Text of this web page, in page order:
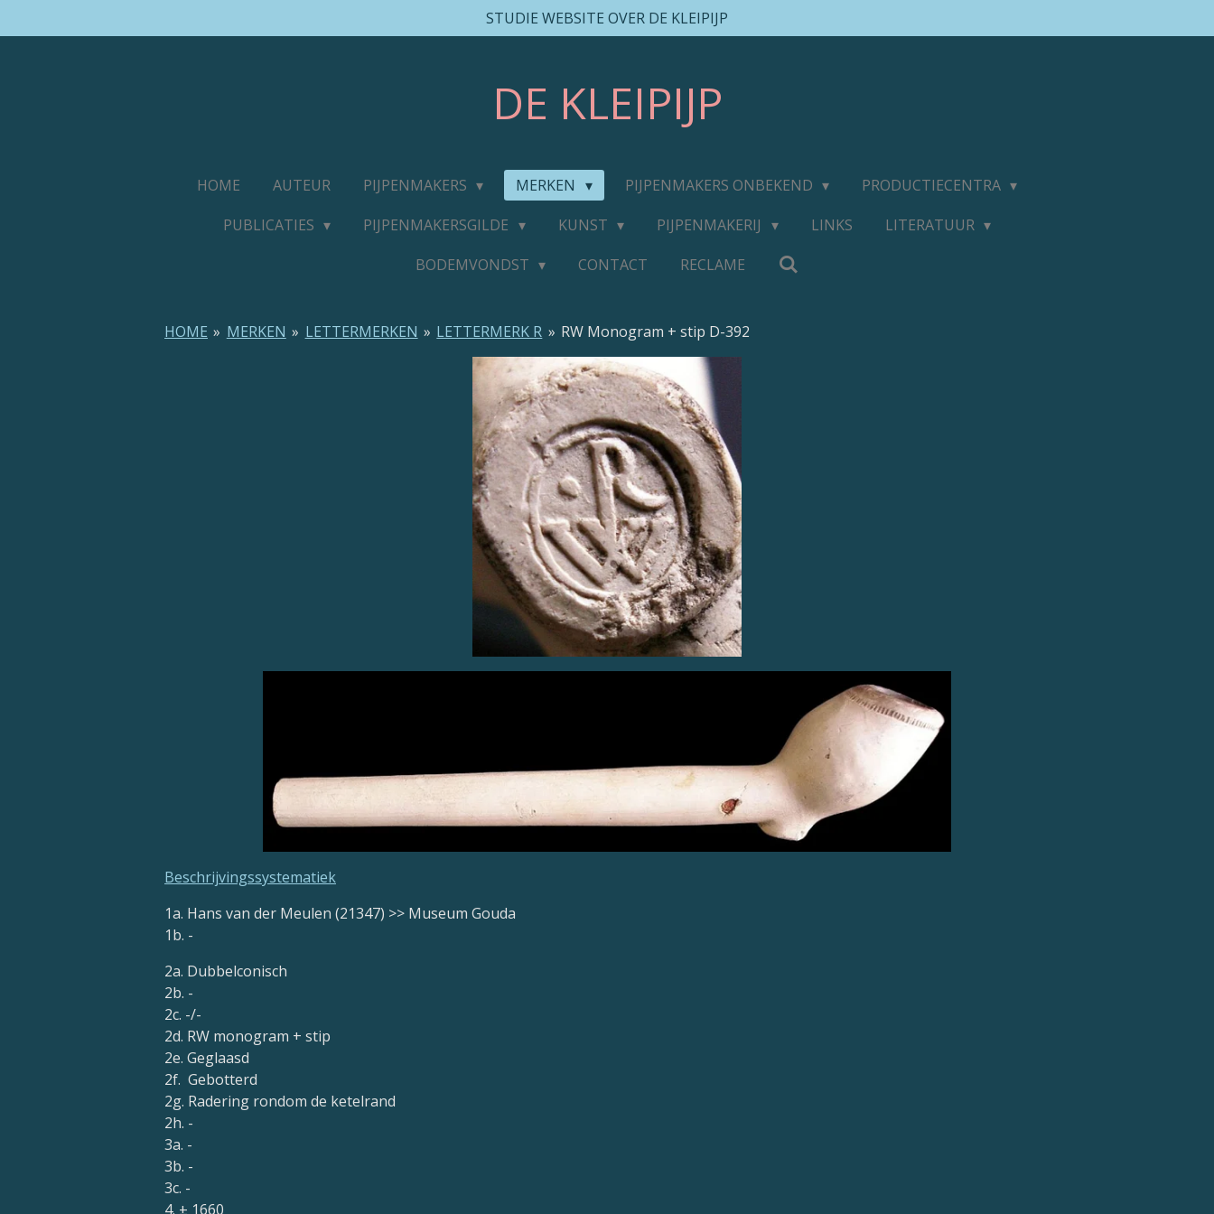
direct
STUDIE WEBSITE OVER DE KLEIPIJP
DE KLEIPIJP
HOME AUTEUR PIJPENMAKERS MERKEN PIJPENMAKERS ONBEKEND
PRODUCTIECENTRA
PUBLICATIES
PIJPENMAKERSGILDE KUNST PIJPENMAKERIJ LINKS
LITERATUUR
BODEMVONDST
CONTACT RECLAME
HOME » MERKEN » LETTERMERKEN » LETTERMERK R » RW Monogram + stip D-392
Beschrijvingssystematiek
1a. Hans van der Meulen (21347) >> Museum Gouda
1b. -
2a. Dubbelconisch
2b. -
2c. -/-
2d. RW monogram + stip
2e. Geglaasd
2f. Gebotterd
2g. Radering rondom de ketelrand
2h. -
3a. -
3b. -
3c. -
4. ± 1660